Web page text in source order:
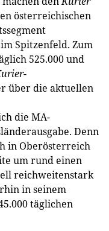
österreichischen
Spitzenfeld. Zum
525.000 und
-
über die aktuellen
die MA-
Denn
in Oberösterreich
um rund einen
reichweitenstark
in seinem
täglichen